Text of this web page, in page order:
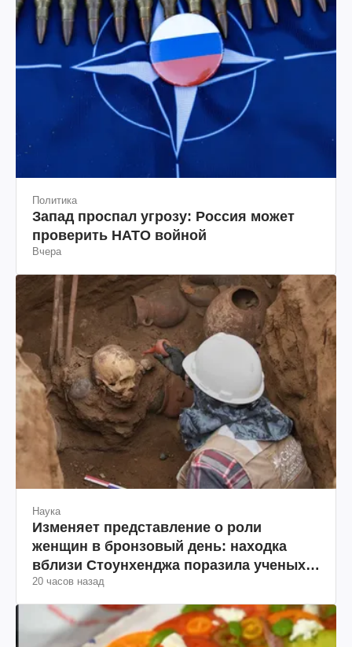
Политика
Запад проспал угрозу: Россия может
проверить НАТО войной
Наука
Изменяет представление о роли
женщин в бронзовый день: находка
вблизи Стоунхенджа поразила ученых